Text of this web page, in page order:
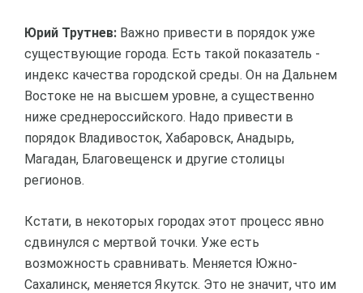
Юрий Трутнев: Важно привести в порядок уже
существующие города. Есть такой показатель -
индекс качества городской среды. Он на Дальнем
Востоке не на высшем уровне, а существенно
ниже среднероссийского. Надо привести в
порядок Владивосток, Хабаровск, Анадырь,
Магадан, Благовещенск и другие столицы
регионов.
Кстати, в некоторых городах этот процесс явно
сдвинулся с мертвой точки. Уже есть
возможность сравнивать. Меняется Южно-
Сахалинск, меняется Якутск. Это не значит, что им